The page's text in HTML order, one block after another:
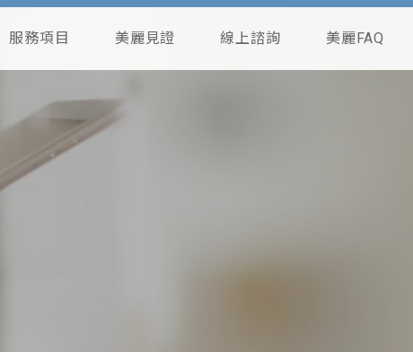
服務項目 美麗見證 線上諮詢 美麗FAQ